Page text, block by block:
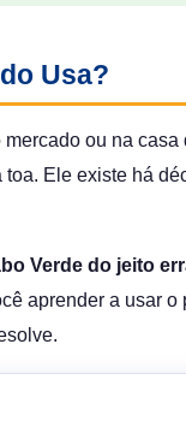
Usa?
ou na casa
Ele existe há
Verde do jeito
aprender a usar o